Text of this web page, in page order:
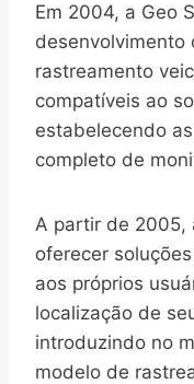
Em 2004, a Geo
desenvolvimento
rastreamento
compatíveis ao
estabelecendo
completo de
A partir de 2005,
oferecer
aos próprios
localização de
introduzindo no
modelo de